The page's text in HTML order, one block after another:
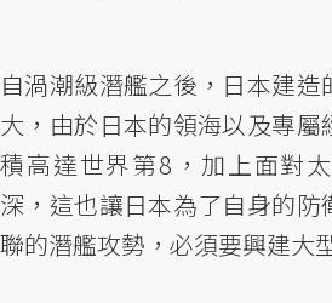
自渦潮級潛艦之後，日本建
大，由於日本的領海以及專屬
積高達世界第8，加上面對
深，這也讓日本為了自身的防
聯的潛艦攻勢，必須要興建大